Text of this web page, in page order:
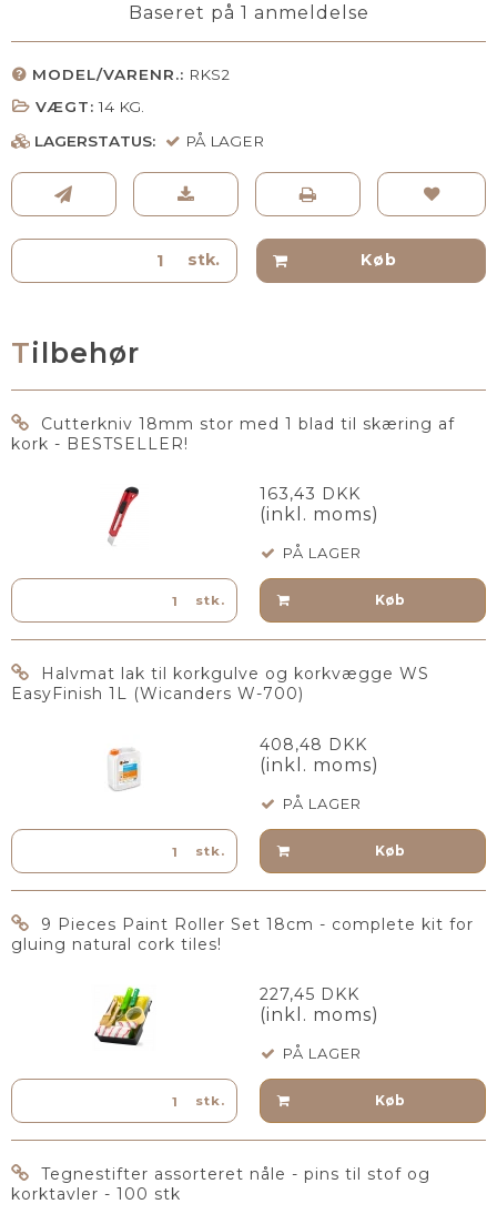
Baseret på 1 anmeldelse
MODEL/VARENR.: RKS2
VÆGT: 14 KG.
LAGERSTATUS:
PÅ LAGER
stk. Køb
Tilbehør
Cutterkniv 18mm stor med 1 blad til skæring af
kork - BESTSELLER!
163,43 DKK
(inkl. moms)
PÅ LAGER
stk. Køb
Halvmat lak til korkgulve og korkvægge WS
EasyFinish 1L (Wicanders W-700)
408,48 DKK
(inkl. moms)
PÅ LAGER
stk. Køb
9 Pieces Paint Roller Set 18cm - complete kit for
gluing natural cork tiles!
227,45 DKK
(inkl. moms)
PÅ LAGER
stk. Køb
Tegnestifter assorteret nåle - pins til stof og
korktavler - 100 stk